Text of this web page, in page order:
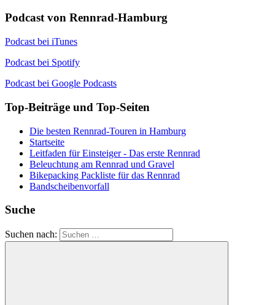
Podcast von Rennrad-Hamburg
Podcast bei iTunes
Podcast bei Spotify
Podcast bei Google Podcasts
Top-Beiträge und Top-Seiten
Die besten Rennrad-Touren in Hamburg
Startseite
Leitfaden für Einsteiger - Das erste Rennrad
Beleuchtung am Rennrad und Gravel
Bikepacking Packliste für das Rennrad
Bandscheibenvorfall
Suche
Suchen nach: